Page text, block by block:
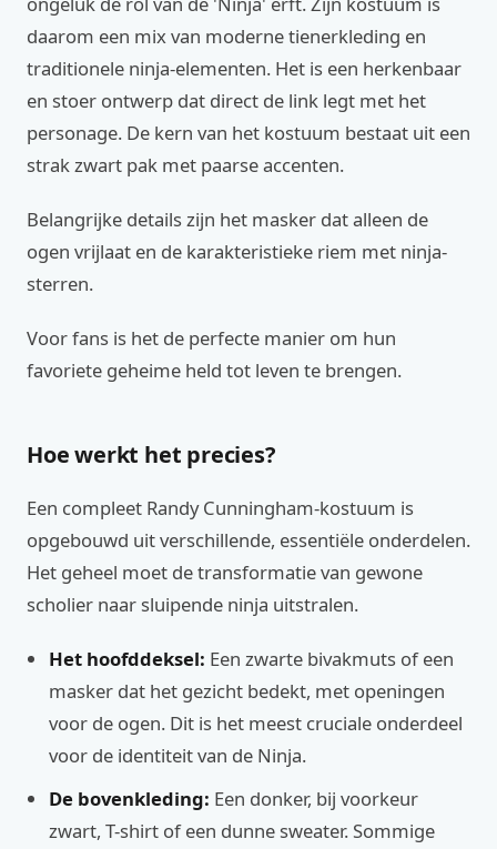
daarom een mix van moderne tienerkleding en
traditionele ninja-elementen. Het is een herkenbaar
en stoer ontwerp dat direct de link legt met het
personage. De kern van het kostuum bestaat uit een
strak zwart pak met paarse accenten.
Belangrijke details zijn het masker dat alleen de
ogen vrijlaat en de karakteristieke riem met ninja-
sterren.
Voor fans is het de perfecte manier om hun
favoriete geheime held tot leven te brengen.
Hoe werkt het precies?
Een compleet Randy Cunningham-kostuum is
opgebouwd uit verschillende, essentiële onderdelen.
Het geheel moet de transformatie van gewone
scholier naar sluipende ninja uitstralen.
Het hoofddeksel: Een zwarte bivakmuts of een
masker dat het gezicht bedekt, met openingen
voor de ogen. Dit is het meest cruciale onderdeel
voor de identiteit van de Ninja.
De bovenkleding: Een donker, bij voorkeur
zwart, T-shirt of een dunne sweater. Sommige